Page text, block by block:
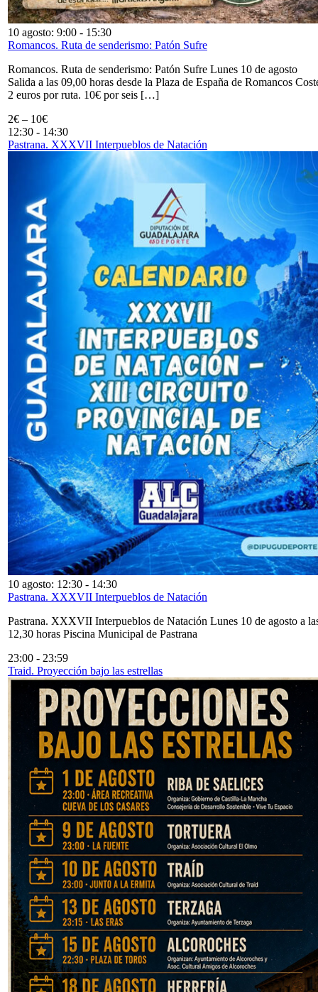
10 agosto: 9:00 - 15:30
Romancos. Ruta de senderismo: Patón Sufre
Romancos. Ruta de senderismo: Patón Sufre Lunes 10 de agosto
Salida a las 09,00 horas desde la Plaza de España de Romancos
2 euros por ruta. 10€ por seis […]
2€ – 10€
12:30 - 14:30
Pastrana. XXXVII Interpueblos de Natación
10 agosto: 12:30 - 14:30
Pastrana. XXXVII Interpueblos de Natación
Pastrana. XXXVII Interpueblos de Natación Lunes 10 de agosto a
12,30 horas Piscina Municipal de Pastrana
23:00 - 23:59
Traid. Proyección bajo las estrellas